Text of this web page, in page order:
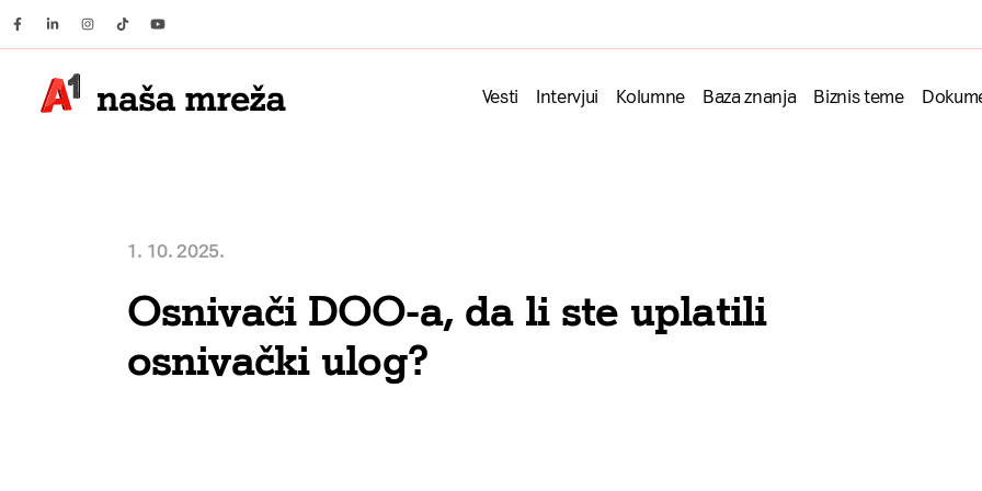
Facebook
LinkedinInstagram
TiktokYoutube
Vesti Intervjui Kolumne Baza znanja Biznis teme
1. 10. 2025.
Osnivači DOO-a, da li ste uplatili
osnivački ulog?